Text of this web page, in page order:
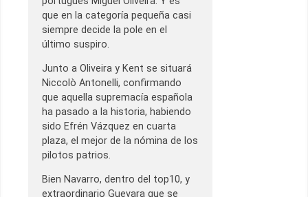
que en la categoría pequeña casi
siempre decide la pole en el
último suspiro.
Junto a Oliveira y Kent se situará
Niccolò Antonelli, confirmando
que aquella supremacía española
ha pasado a la historia, habiendo
sido Efrén Vázquez en cuarta
plaza, el mejor de la nómina de los
pilotos patrios.
Bien Navarro, dentro del top10, y
extraordinario Guevara que se